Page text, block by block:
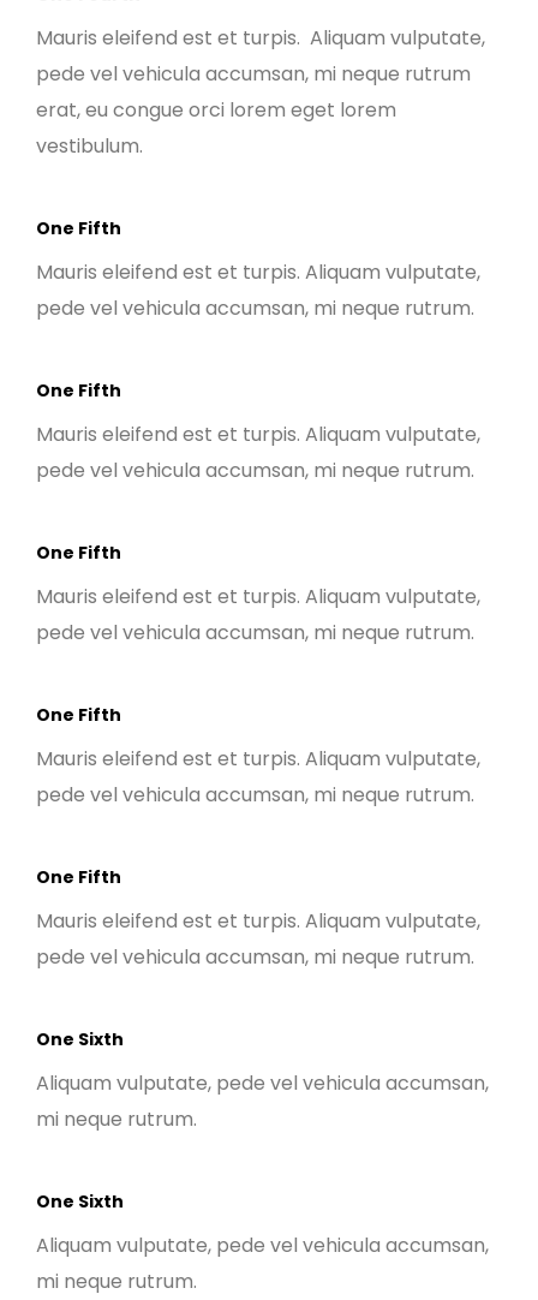
Mauris eleifend est et turpis. Aliquam vulputate,
pede vel vehicula accumsan, mi neque rutrum
erat, eu congue orci lorem eget lorem
vestibulum.
One Fifth
Mauris eleifend est et turpis. Aliquam vulputate,
pede vel vehicula accumsan, mi neque rutrum.
One Fifth
Mauris eleifend est et turpis. Aliquam vulputate,
pede vel vehicula accumsan, mi neque rutrum.
One Fifth
Mauris eleifend est et turpis. Aliquam vulputate,
pede vel vehicula accumsan, mi neque rutrum.
One Fifth
Mauris eleifend est et turpis. Aliquam vulputate,
pede vel vehicula accumsan, mi neque rutrum.
One Fifth
Mauris eleifend est et turpis. Aliquam vulputate,
pede vel vehicula accumsan, mi neque rutrum.
One Sixth
Aliquam vulputate, pede vel vehicula accumsan,
mi neque rutrum.
One Sixth
Aliquam vulputate, pede vel vehicula accumsan,
mi neque rutrum.